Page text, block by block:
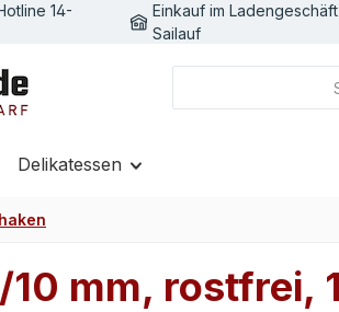
14-
Einkauf im Ladengeschäft
Sailauf
Delikatessen
mm, rostfrei,